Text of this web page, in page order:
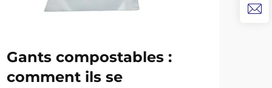
Gants compostables :
comment ils se